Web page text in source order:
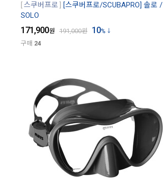
스쿠버프로
[스쿠버프로/SCUBAPRO] 솔로 /
SOLO
171,900원 191,000원 10%
구매 24